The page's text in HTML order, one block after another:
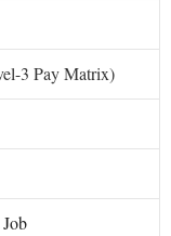
3 Pay Matrix)